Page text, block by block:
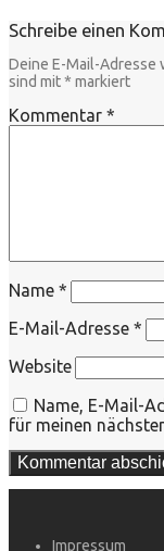
Schreibe einen
Deine E-Mail-
sind mit* markiert
Kommentar *
Name *
E-Mail-Adresse *
Website
Name, E-Mail-
für meinen
Impressum